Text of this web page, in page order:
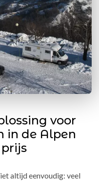
voor
in de Alpen
altijd eenvoudig: veel